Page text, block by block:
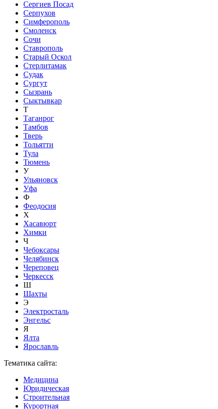
Сергиев Посад
Серпухов
Симферополь
Смоленск
Сочи
Ставрополь
Старый Оскол
Стерлитамак
Судак
Сургут
Сызрань
Сыктывкар
Т
Таганрог
Тамбов
Тверь
Тольятти
Тула
Тюмень
У
Ульяновск
Уфа
Ф
Феодосия
Х
Хасавюрт
Химки
Ч
Чебоксары
Челябинск
Череповец
Черкесск
Ш
Шахты
Э
Электросталь
Энгельс
Я
Ялта
Ярославль
Тематика сайта:
Медицина
Юридическая
Строительная
Курортная